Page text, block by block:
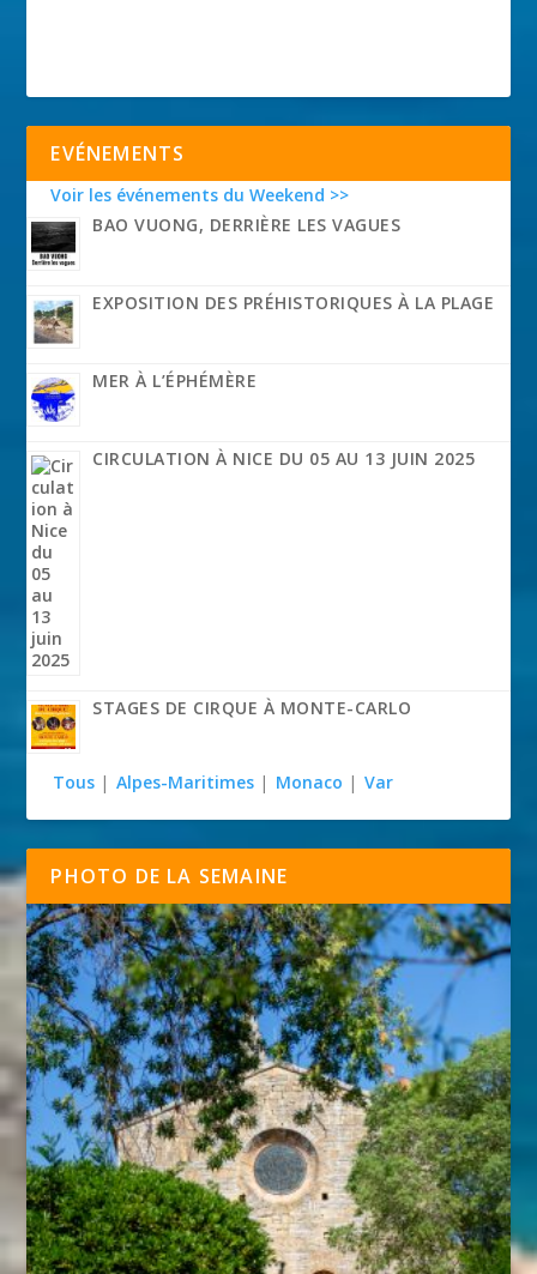
EVÉNEMENTS
Voir les événements du Weekend >>
BAO VUONG, DERRIÈRE LES VAGUES
EXPOSITION DES PRÉHISTORIQUES À LA PLAGE
MER À L’ÉPHÉMÈRE
CIRCULATION À NICE DU 05 AU 13 JUIN 2025
STAGES DE CIRQUE À MONTE-CARLO
Tous | Alpes-Maritimes | Monaco | Var
PHOTO DE LA SEMAINE